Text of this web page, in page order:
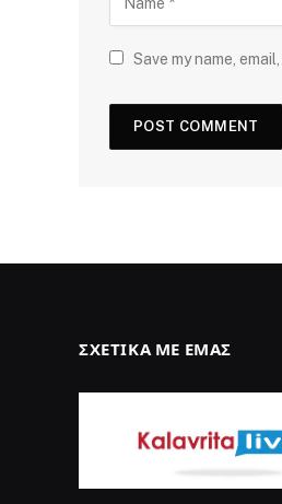
Save my name,
ΣΧΕΤΙΚΆ ΜΕ ΕΜΆΣ